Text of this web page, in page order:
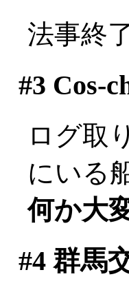
法事終
#3 Cos-
ログ取
にいる
何か大
#4群馬